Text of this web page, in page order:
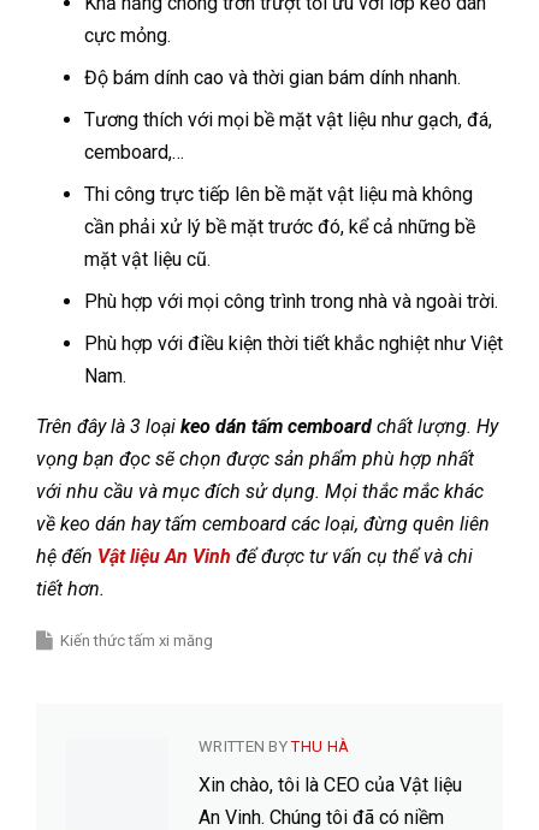
cực mỏng.
Độ bám dính cao và thời gian bám dính nhanh.
Tương thích với mọi bề mặt vật liệu như gạch, đá,
cemboard,…
Thi công trực tiếp lên bề mặt vật liệu mà không
cần phải xử lý bề mặt trước đó, kể cả những bề
mặt vật liệu cũ.
Phù hợp với mọi công trình trong nhà và ngoài trời.
Phù hợp với điều kiện thời tiết khắc nghiệt như Việt
Nam.
Trên đây là 3 loại keo dán tấm cemboard chất lượng. Hy
vọng bạn đọc sẽ chọn được sản phẩm phù hợp nhất
với nhu cầu và mục đích sử dụng. Mọi thắc mắc khác
về keo dán hay tấm cemboard các loại, đừng quên liên
hệ đến Vật liệu An Vinh để được tư vấn cụ thể và chi
tiết hơn.
Kiến thức tấm xi măng
WRITTEN BYTHU HÀ
Xin chào, tôi là CEO của Vật liệu
An Vinh. Chúng tôi đã có niềm